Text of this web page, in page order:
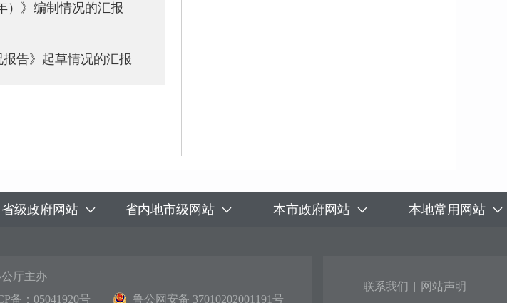
）》编制情况的汇报
告》起草情况的汇报
省级政府网站 省内地市级网站 本市政府网站 本地常用网站
厅主办
备：05041920号 鲁公网安备 37010202001191号
联系我们 |
网站声明